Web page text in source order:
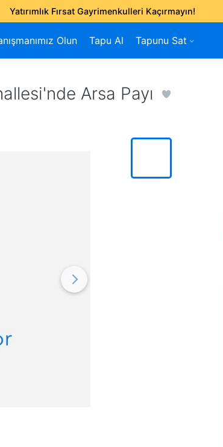
Yatırımlık Fırsat Gayrimenkulleri Kaçırmayın!
Olun Tapu Al Tapunu Sat
Arsa Payı